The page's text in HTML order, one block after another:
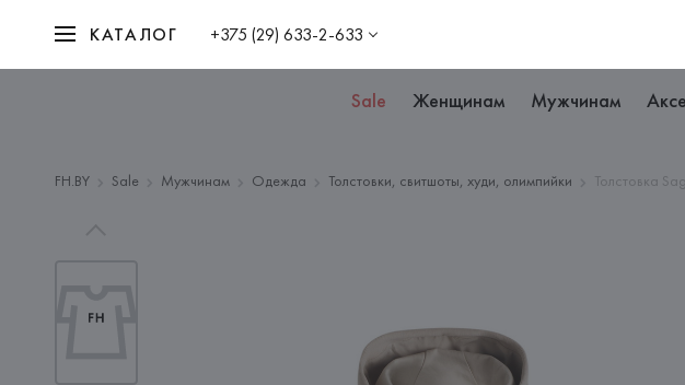
КАТАЛОГ +375 (29) 633-2-633
Sale Женщинам Мужчинам
FH.BY Sale Мужчинам Одежда Толстовки, свитшоты, худи, олимпийки Толстовка